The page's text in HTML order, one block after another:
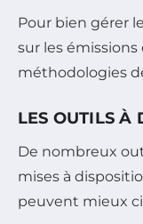
Pour bien gérer le
sur les
méthodologies
LES OUTILS À
De nombreux
mises à
peuvent mieux